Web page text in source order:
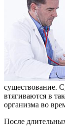
существование.
втягиваются в
организма во
После